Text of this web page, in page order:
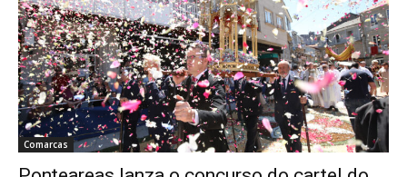
Comarcas